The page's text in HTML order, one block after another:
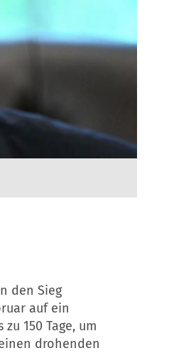
den Sieg
auf ein
zu 150 Tage, um
drohenden